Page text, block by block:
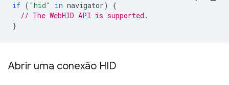
if ( "hid" in navigator)
{
// The WebHID API is supported.
}
Abrir uma conexão HID